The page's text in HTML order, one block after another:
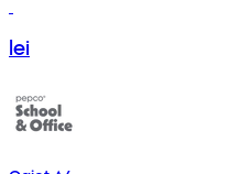
lei